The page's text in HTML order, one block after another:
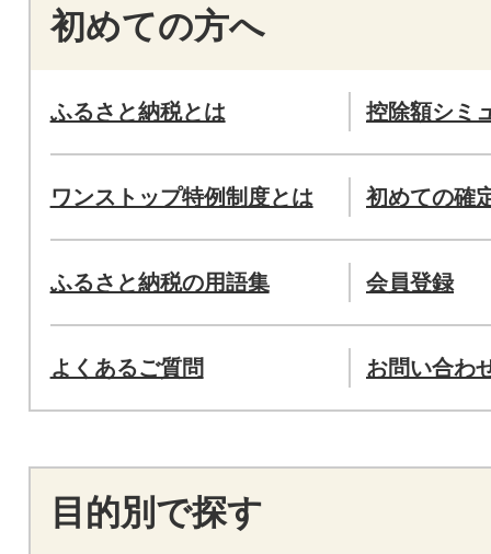
初めての方へ
ふるさと納税とは 控除額シミ
ワンストップ特例制度とは 初めての確
ふるさと納税の用語集 会員登録
よくあるご質問 お問い合わ
目的別で探す